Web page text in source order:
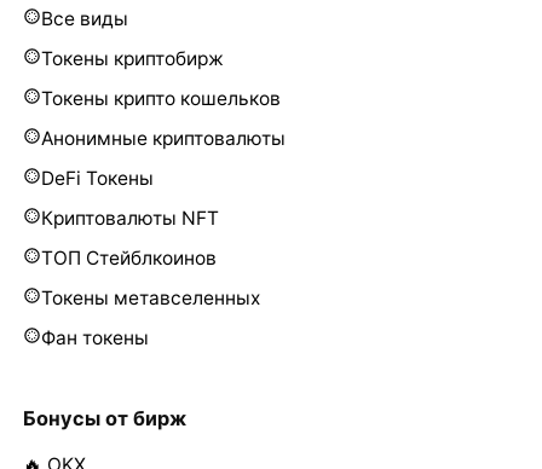
Все виды
Токены криптобирж
Токены крипто кошельков
Анонимные криптовалюты
DeFi Токены
Криптовалюты NFT
ТОП Стейблкоинов
Токены метавселенных
Фан токены
Бонусы от бирж